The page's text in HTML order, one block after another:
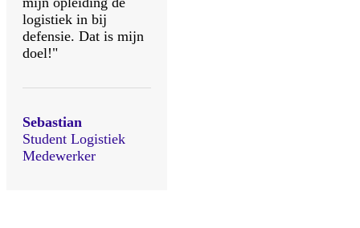
logistiek in bij
defensie. Dat is mijn
doel!"
Sebastian
Student Logistiek
Medewerker